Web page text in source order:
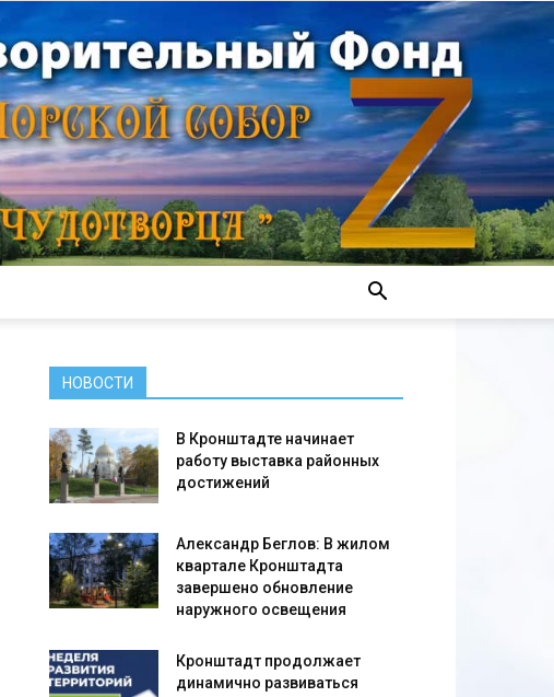
НОВОСТИ
В Кронштадте начинает
работу выставка районных
достижений
Александр Беглов: В жилом
квартале Кронштадта
завершено обновление
наружного освещения
Кронштадт продолжает
динамично развиваться